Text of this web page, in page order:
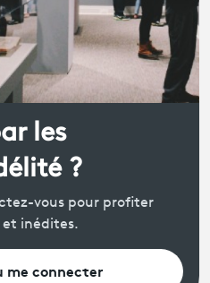
les
?
vous pour profiter
et inédites.
me connecter